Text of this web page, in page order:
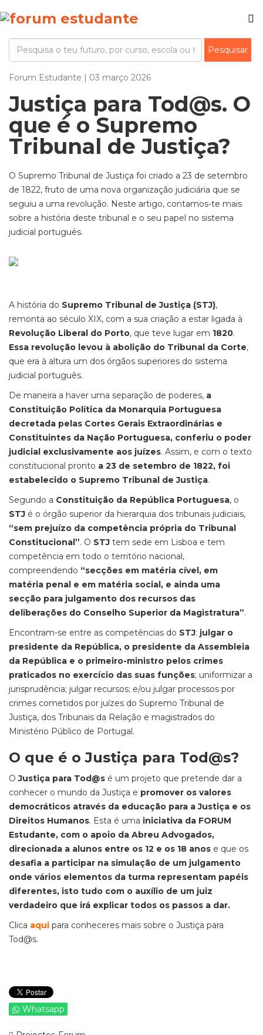
Forum Estudante | 03 março 2026
Justiça para Tod@s. O
que é o Supremo
Tribunal de Justiça?
O Supremo Tribunal de Justiça foi criado a 23 de setembro
de 1822, fruto de uma nova organização judiciária que se
seguiu a uma revolução. Neste artigo, contamos-te mais
sobre a história deste tribunal e o seu papel no sistema
judicial português.
A história do Supremo Tribunal de Justiça (STJ),
remonta ao século XIX, com a sua criação a estar ligada à
Revolução Liberal do Porto, que teve lugar em 1820.
Essa revolução levou à abolição do Tribunal da Corte,
que era à altura um dos órgãos superiores do sistema
judicial português.
De maneira a haver uma separação de poderes, a
Constituição Política da Monarquia Portuguesa
decretada pelas Cortes Gerais Extraordinárias e
Constituintes da Nação Portuguesa, conferiu o poder
judicial exclusivamente aos juízes. Assim, e com o texto
constitucional pronto a 23 de setembro de 1822, foi
estabelecido o Supremo Tribunal de Justiça.
Segundo a Constituição da República Portuguesa, o
STJ é o órgão superior da hierarquia dos tribunais judiciais,
“sem prejuízo da competência própria do Tribunal
Constitucional”. O STJ tem sede em Lisboa e tem
competência em todo o território nacional,
compreendendo “secções em matéria cível, em
matéria penal e em matéria social, e ainda uma
secção para julgamento dos recursos das
deliberações do Conselho Superior da Magistratura”.
Encontram-se entre as competências do STJ: julgar o
presidente da República, o presidente da Assembleia
da República e o primeiro-ministro pelos crimes
praticados no exercício das suas funções; uniformizar a
jurisprudência; julgar recursos; e/ou julgar processos por
crimes cometidos por juízes do Supremo Tribunal de
Justiça, dos Tribunais da Relação e magistrados do
Ministério Público de Portugal.
O que é o Justiça para Tod@s?
OJustiça para Tod@s é um projeto que pretende dar a
conhecer o mundo da Justiça e promover os valores
democráticos através da educação para a Justiça e os
Direitos Humanos. Esta é uma iniciativa da FORUM
Estudante, com o apoio da Abreu Advogados,
direcionada a alunos entre os 12 e os 18 anos e que os
desafia a participar na simulação de um julgamento
onde vários elementos da turma representam papéis
diferentes, isto tudo com o auxílio de um juiz
verdadeiro que irá explicar todos os passos a dar.
Clica aqui para conheceres mais sobre o Justiça para
Tod@s.
Whatsapp